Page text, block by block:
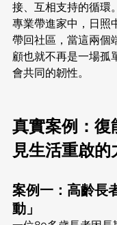
接、互相支持的循環
專業帶進家中，日照
帶回社區，當這兩個
顧也就不再是一場孤
會共同的韌性。
真實案例：復
見生活重啟的
案例一：高齡長
動」